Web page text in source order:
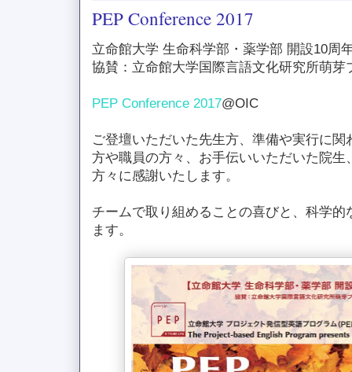
PEP Conference 2017
立命館大学 生命科学部・薬学部 開設10周
協賛：立命館大学国際言語文化研究所萌芽
PEP Conference 2017@OIC
ご登壇いただいた先生方、準備や実行に
方や職員の方々、お手伝いいただいた院生
方々に感謝いたします。
チームで取り組めることの喜びと、科学
ます。